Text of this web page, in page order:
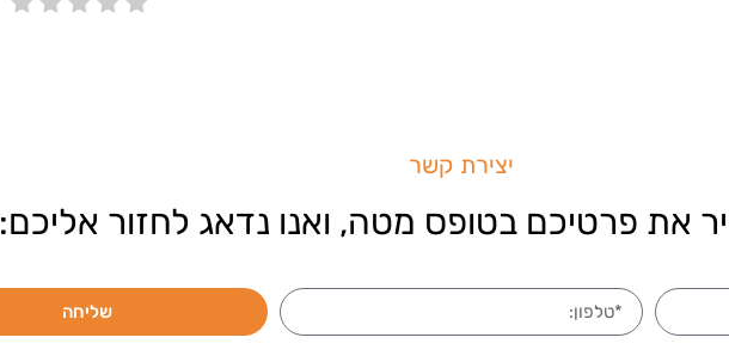
יצירת קשר
את פרטיכם בטופס מטה, ואנו נדאג לחזור אליכם:
שליחה